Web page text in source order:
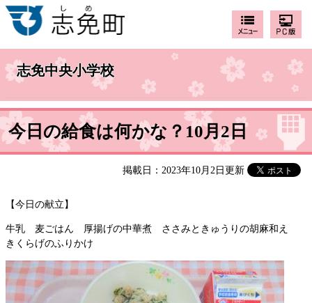
志免中央小学校
今日の給食は何かな？10月2日
掲載日：2023年10月2日更新
【今日の献立】
牛乳 麦ごはん 厚揚げの中華煮 ささみときゅうりの胡麻和え
きくらげのふりかけ